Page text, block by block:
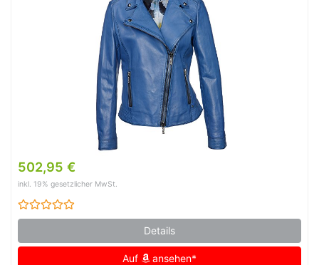
502,95 €
inkl. 19% gesetzlicher MwSt.
Details
Auf ansehen*